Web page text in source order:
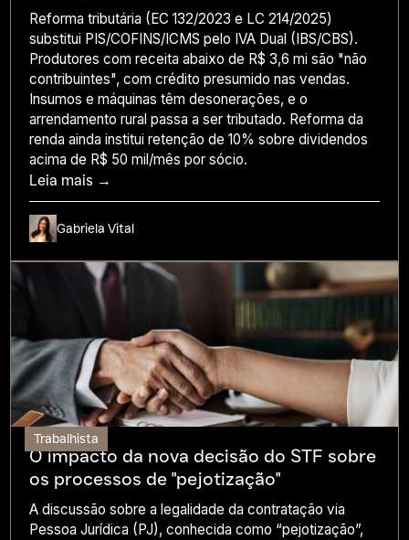
Reforma tributária (EC 132/2023 e LC 214/2025)
substitui PIS/COFINS/ICMS pelo IVA Dual (IBS/CBS).
Produtores com receita abaixo de R$ 3,6 mi são "não
contribuintes", com crédito presumido nas vendas.
Insumos e máquinas têm desonerações, e o
arrendamento rural passa a ser tributado. Reforma da
renda ainda institui retenção de 10% sobre dividendos
acima de R$ 50 mil/mês por sócio.
Leia mais →
Gabriela Vital
Trabalhista
O impacto da nova decisão do STF sobre
os processos de "pejotização"
A discussão sobre a legalidade da contratação via
Pessoa Jurídica (PJ), conhecida como “pejotização”,